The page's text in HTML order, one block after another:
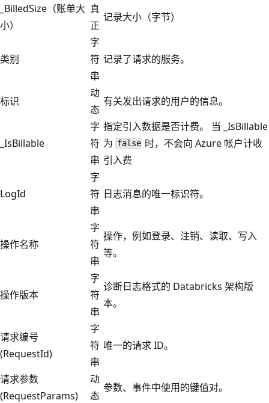
_BilledSize（账单大
小）
真
正
记录大小（字节）
类别
字
符
串
记录了请求的服务。
标识
动
态
有关发出请求的用户的信息。
_IsBillable
字
符
串
指定引入数据是否计费。 当 _IsBillable
为 false 时，不会向 Azure 帐户计收
引入费
LogId
字
符
串
日志消息的唯一标识符。
操作名称
字
符
串
操作，例如登录、注销、读取、写入
等。
操作版本
字
符
串
诊断日志格式的 Databricks 架构版
本。
请求编号
(RequestId)
字
符
串
唯一的请求 ID。
请求参数
(RequestParams)
动
态
参数、事件中使用的键值对。